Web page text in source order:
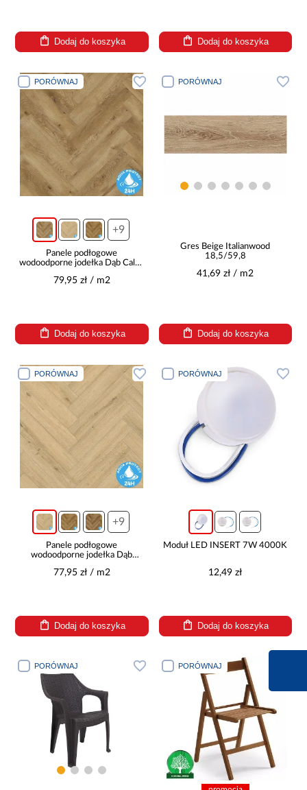
Dodaj do koszyka Dodaj do koszyka
PORÓWNAJ
+9
Panele podłogowe
wodoodporne jodełka Dąb Calpe
66934
79,95 zł / m2
Dodaj do koszyka
PORÓWNAJ
Gres Beige Italianwood
18,5/59,8
41,69 zł / m2
Dodaj do koszyka
PORÓWNAJ
+9
Panele podłogowe
wodoodporne jodełka Dąb
WR 66882
77,95 zł / m2
Dodaj do koszyka
PORÓWNAJ
Moduł LED INSERT 7W 4000K
12,49 zł
Dodaj do koszyka
PORÓWNAJ PORÓWNAJ660 627 627
Infolinia dziś od 9:00